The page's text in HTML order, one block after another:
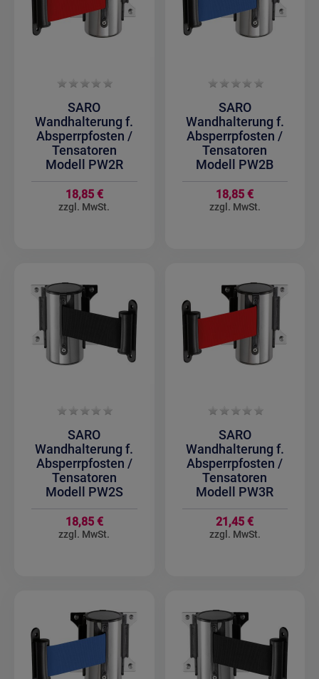
SARO
Wandhalterung f.
Absperrpfosten /
Tensatoren
Modell PW2R
18,85 €
SARO
Wandhalterung f.
Absperrpfosten /
Tensatoren
Modell PW2B
18,85 €
SARO
Wandhalterung f.
Absperrpfosten /
Tensatoren
Modell PW2S
18,85 €
SARO
Wandhalterung f.
Absperrpfosten /
Tensatoren
Modell PW3R
21,45 €